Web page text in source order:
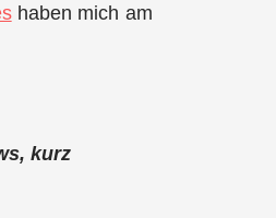
haben mich am
kurz